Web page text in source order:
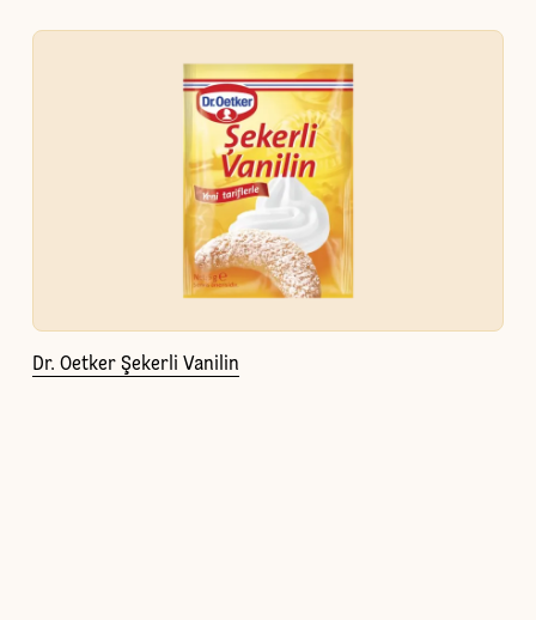
Dr. Oetker Şekerli Vanilin